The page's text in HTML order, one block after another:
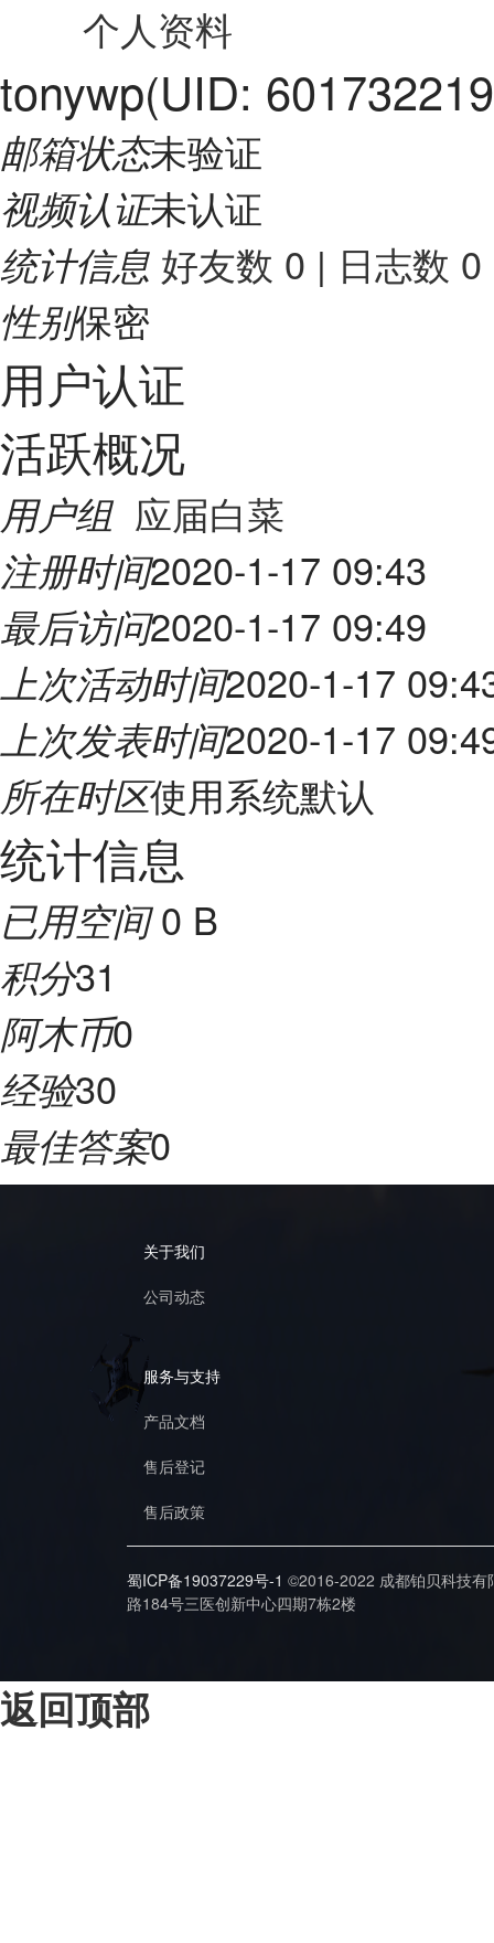
个人资料
tonywp(UID:
邮箱状态未验证
视频认证未认证
统计信息 好友数 0 | 日志数 0
性别保密
用户认证
活跃概况
用户组 应届白菜
注册时间2020-1-17 09:43
最后访问2020-1-17 09:49
上次活动时间2020-1-17
上次发表时间2020-1-17
所在时区使用系统默认
统计信息
已用空间0 B
积分31
阿木币0
经验30
最佳答案0
关于我们
公司动态
服务与支持
产品文档
售后登记
售后政策
蜀ICP备19037229号-1 ©2016-2022 成都铂贝科技
路184号三医创新中心四期7栋2楼
返回顶部